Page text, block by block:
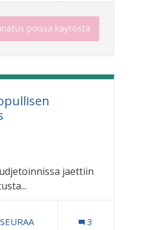
poissa käytöstä
jaettiin
1 SEURAAJA
SEURAA 3